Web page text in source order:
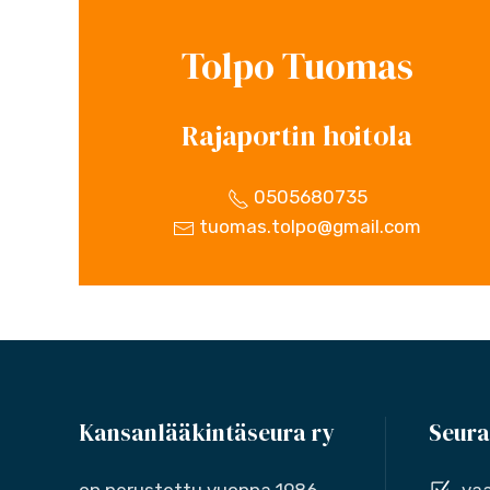
Tolpo Tuomas
Rajaportin hoitola
0505680735
tuomas.tolpo@gmail.com
Kansanlääkintäseura ry